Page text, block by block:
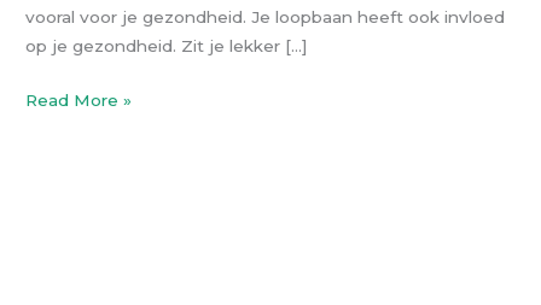
vooral voor je gezondheid. Je loopbaan heeft ook invloed
op je gezondheid. Zit je lekker […]
Read More »